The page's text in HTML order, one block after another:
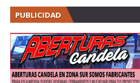
PUBLICIDAD